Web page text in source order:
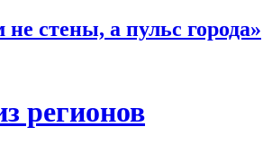
стены, а пульс города»
регионов